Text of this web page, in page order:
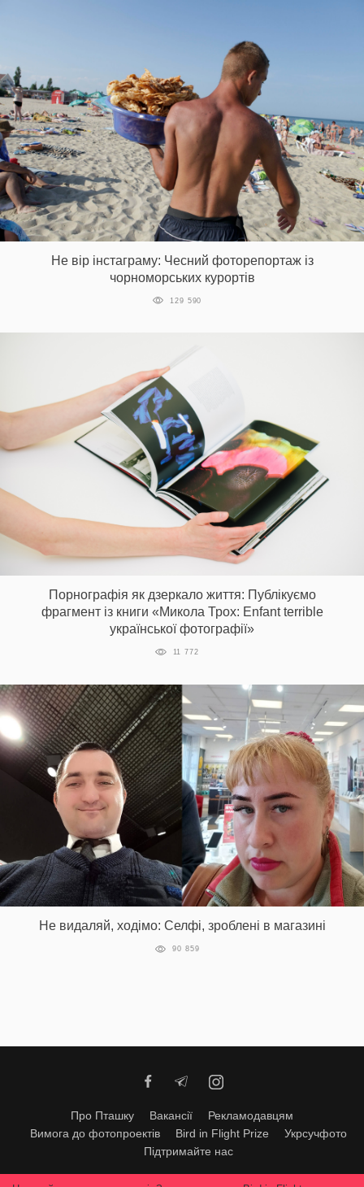
Не вір інстаграму: Чесний фоторепортаж із
чорноморських курортів
129 590
Порнографія як дзеркало життя: Публікуємо
фрагмент із книги «Микола Трох: Enfant terrible
української фотографії»
11 772
Не видаляй, ходімо: Селфі, зроблені в магазині
90 859
Про Пташку Вакансії
Рекламодавцям
Вимога до фотопроектів
Bird in Flight Prize
Укрсучфото
Підтримайте нас
Будь-яке використання матеріалів допускається тільки за згодою